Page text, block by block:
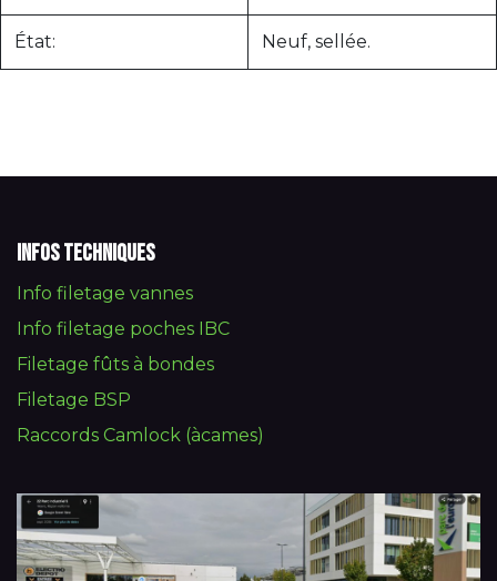
État: Neuf, sellée.
Infos techniques
Info filetage vannes
Info filetage poches IBC
Filetage fûts à bondes
Filetage BSP
Raccords Camlock (àcames)